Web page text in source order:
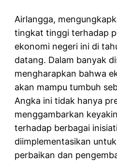
Airlangga,
tingkat tinggi terhadap
ekonomi negeri ini di
datang. Dalam banyak
mengharapkan bahwa
akan mampu tumbuh
Angka ini tidak hanya
menggambarkan
terhadap berbagai
diimplementasikan
perbaikan dan